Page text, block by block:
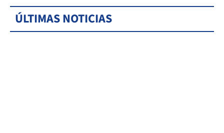
ÚLTIMAS NOTICIAS